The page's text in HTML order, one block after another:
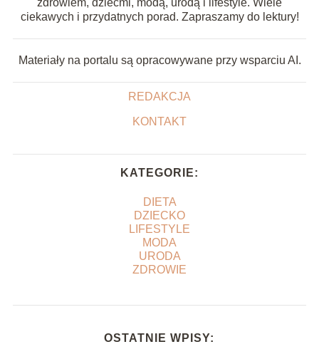
zdrowiem, dziećmi, modą, urodą i lifestyle. Wiele
ciekawych i przydatnych porad. Zapraszamy do lektury!
Materiały na portalu są opracowywane przy wsparciu AI.
REDAKCJA
KONTAKT
KATEGORIE:
DIETA
DZIECKO
LIFESTYLE
MODA
URODA
ZDROWIE
OSTATNIE WPISY: